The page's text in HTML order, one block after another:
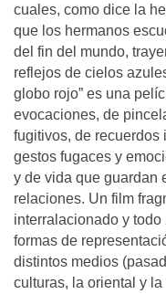
cuales, como dice la
que los hermanos
del fin del mundo,
reflejos de cielos
globo rojo” es una
evocaciones, de
fugitivos, de recuerdos
gestos fugaces y
y de vida que guardan
relaciones. Un film
interralacionado y
formas de
distintos medios
culturas, la oriental y